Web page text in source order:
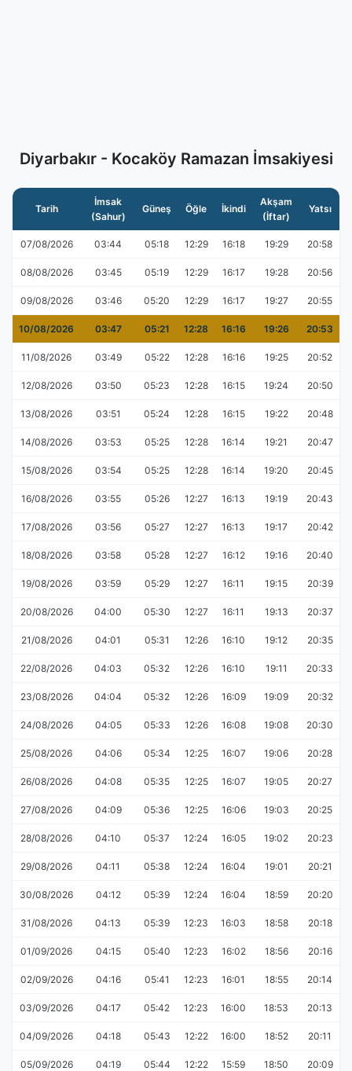
Diyarbakır - Kocaköy Ramazan İmsakiyesi
Tarih
İmsak
(Sahur)
Güneş Öğle İkindi
Akşam
(İftar)
Yatsı
07/08/2026 03:44 05:18 12:29 16:18 19:29 20:58
08/08/2026 03:45 05:19 12:29 16:17 19:28 20:56
09/08/2026 03:46 05:20 12:29 16:17 19:27 20:55
10/08/2026 03:47 05:21 12:28 16:16 19:26 20:53
11/08/2026 03:49 05:22 12:28 16:16 19:25 20:52
12/08/2026 03:50 05:23 12:28 16:15 19:24 20:50
13/08/2026 03:51 05:24 12:28 16:15 19:22 20:48
14/08/2026 03:53 05:25 12:28 16:14 19:21 20:47
15/08/2026 03:54 05:25 12:28 16:14 19:20 20:45
16/08/2026 03:55 05:26 12:27 16:13 19:19 20:43
17/08/2026 03:56 05:27 12:27 16:13 19:17 20:42
18/08/2026 03:58 05:28 12:27 16:12 19:16 20:40
19/08/2026 03:59 05:29 12:27 16:11 19:15 20:39
20/08/2026 04:00 05:30 12:27 16:11 19:13 20:37
21/08/2026 04:01 05:31 12:26 16:10 19:12 20:35
22/08/2026 04:03 05:32 12:26 16:10 19:11 20:33
23/08/2026 04:04 05:32 12:26 16:09 19:09 20:32
24/08/2026 04:05 05:33 12:26 16:08 19:08 20:30
25/08/2026 04:06 05:34 12:25 16:07 19:06 20:28
26/08/2026 04:08 05:35 12:25 16:07 19:05 20:27
27/08/2026 04:09 05:36 12:25 16:06 19:03 20:25
28/08/2026 04:10 05:37 12:24 16:05 19:02 20:23
29/08/2026 04:11 05:38 12:24 16:04 19:01 20:21
30/08/2026 04:12 05:39 12:24 16:04 18:59 20:20
31/08/2026 04:13 05:39 12:23 16:03 18:58 20:18
01/09/2026 04:15 05:40 12:23 16:02 18:56 20:16
02/09/2026 04:16 05:41 12:23 16:01 18:55 20:14
03/09/2026 04:17 05:42 12:23 16:00 18:53 20:13
04/09/2026 04:18 05:43 12:22 16:00 18:52 20:11
05/09/2026 04:19 05:44 12:22 15:59 18:50 20:09